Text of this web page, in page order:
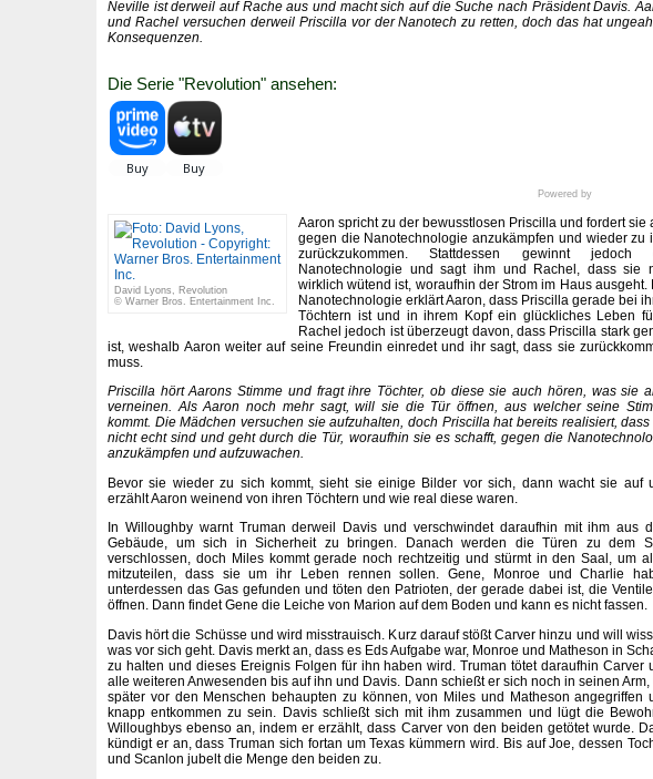
Neville ist derweil auf Rache aus und macht sich auf die Suche nach Präsident Davis.
und Rachel versuchen derweil Priscilla vor der Nanotech zu retten, doch das hat
Konsequenzen.
Die Serie "Revolution" ansehen:
Powered by
David Lyons, Revolution
© Warner Bros. Entertainment Inc.
Aaron spricht zu der bewusstlosen Priscilla und fordert sie
gegen die Nanotechnologie anzukämpfen und wieder zu
zurückzukommen. Stattdessen gewinnt jedoch
Nanotechnologie und sagt ihm und Rachel, dass sie
wirklich wütend ist, woraufhin der Strom im Haus ausgeht.
Nanotechnologie erklärt Aaron, dass Priscilla gerade bei
Töchtern ist und in ihrem Kopf ein glückliches Leben
Rachel jedoch ist überzeugt davon, dass Priscilla stark
ist, weshalb Aaron weiter auf seine Freundin einredet und ihr sagt, dass sie
muss.
Priscilla hört Aarons Stimme und fragt ihre Töchter, ob diese sie auch hören, was sie
verneinen. Als Aaron noch mehr sagt, will sie die Tür öffnen, aus welcher seine
kommt. Die Mädchen versuchen sie aufzuhalten, doch Priscilla hat bereits realisiert, dass
nicht echt sind und geht durch die Tür, woraufhin sie es schafft, gegen die
anzukämpfen und aufzuwachen.
Bevor sie wieder zu sich kommt, sieht sie einige Bilder vor sich, dann wacht sie auf
erzählt Aaron weinend von ihren Töchtern und wie real diese waren.
In Willoughby warnt Truman derweil Davis und verschwindet daraufhin mit ihm aus
Gebäude, um sich in Sicherheit zu bringen. Danach werden die Türen zu dem
verschlossen, doch Miles kommt gerade noch rechtzeitig und stürmt in den Saal, um
mitzuteilen, dass sie um ihr Leben rennen sollen. Gene, Monroe und Charlie
unterdessen das Gas gefunden und töten den Patrioten, der gerade dabei ist, die
öffnen. Dann findet Gene die Leiche von Marion auf dem Boden und kann es nicht fassen.
Davis hört die Schüsse und wird misstrauisch. Kurz darauf stößt Carver hinzu und will
was vor sich geht. Davis merkt an, dass es Eds Aufgabe war, Monroe und Matheson in
zu halten und dieses Ereignis Folgen für ihn haben wird. Truman tötet daraufhin Carver
alle weiteren Anwesenden bis auf ihn und Davis. Dann schießt er sich noch in seinen Arm,
später vor den Menschen behaupten zu können, von Miles und Matheson angegriffen
knapp entkommen zu sein. Davis schließt sich mit ihm zusammen und lügt die
Willoughbys ebenso an, indem er erzählt, dass Carver von den beiden getötet wurde.
kündigt er an, dass Truman sich fortan um Texas kümmern wird. Bis auf Joe, dessen
und Scanlon jubelt die Menge den beiden zu.